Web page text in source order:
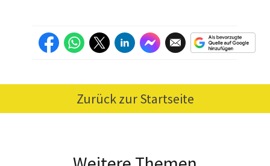
Zurück zur Startseite